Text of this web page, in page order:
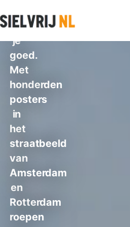
lees
je
goed.
Met
honderden
posters
in
het
straatbeeld
van
Amsterdam
en
Rotterdam
roepen